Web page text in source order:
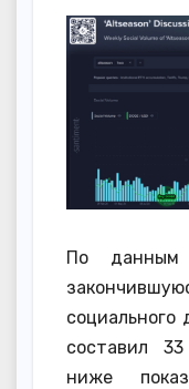
По данным
социального
составил
ниже